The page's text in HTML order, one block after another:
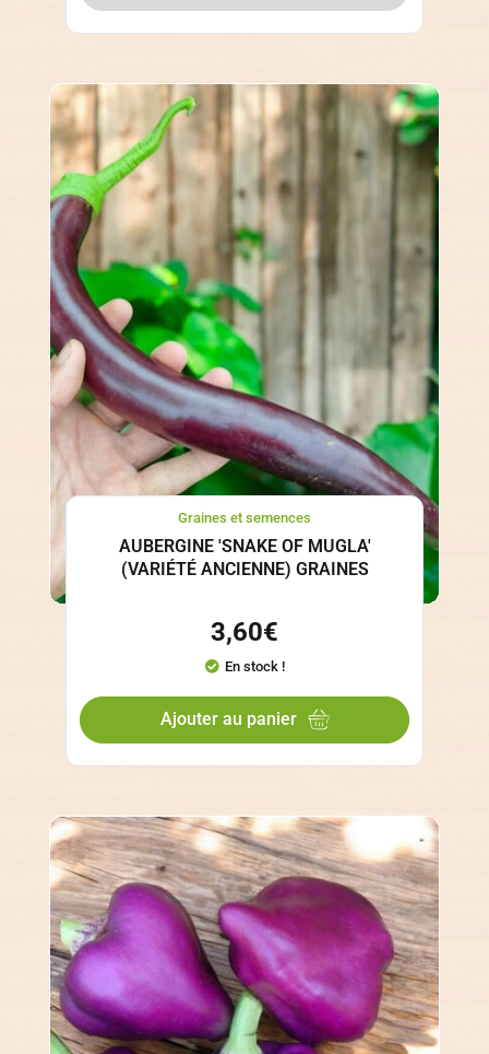
Graines et semences
AUBERGINE 'SNAKE OF MUGLA'
(VARIÉTÉ ANCIENNE) GRAINES
3,60€
En stock !
Ajouter au panier